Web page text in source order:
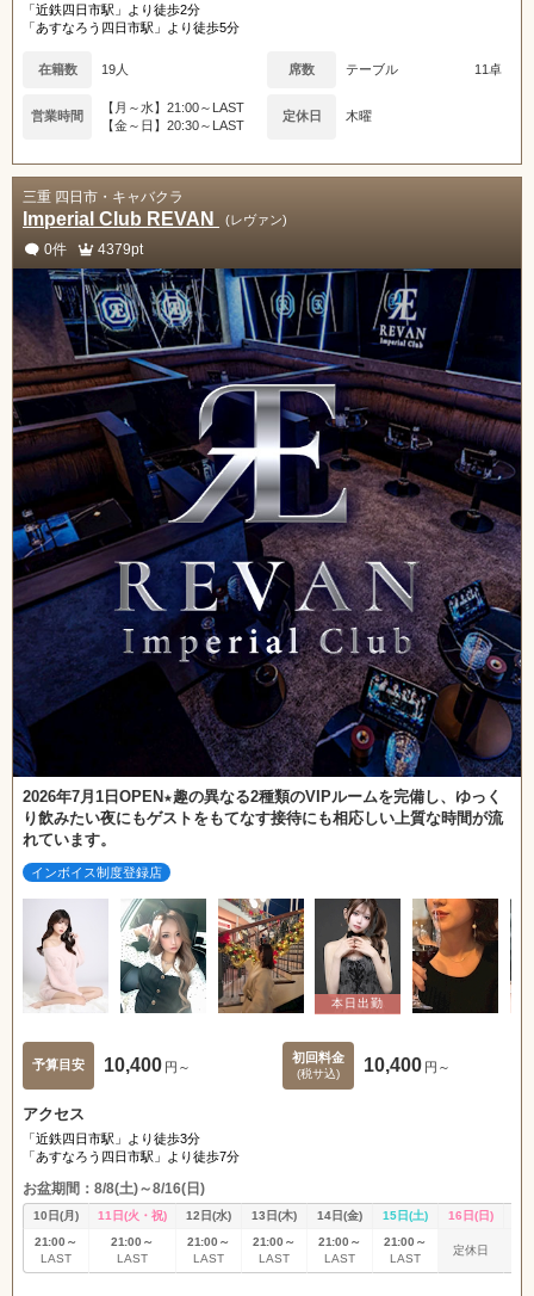
「近鉄四日市駅」より徒歩2分
「あすなろう四日市駅」より徒歩5分
在籍数 19人 席数 テーブル 11卓
営業時間
【月～水】21:00～LAST
【金～日】20:30～LAST
定休日 木曜
三重 四日市・キャバクラ
Imperial Club REVAN (レヴァン)
0件 4379pt
2026年7月1日OPEN★趣の異なる2種類のVIPルームを完備し、ゆっく
り飲みたい夜にもゲストをもてなす接待にも相応しい上質な時間が流
れています。
インボイス制度登録店
予算目安 10,400 円～
初回料金
(税サ込) 10,400 円～
アクセス
「近鉄四日市駅」より徒歩3分
「あすなろう四日市駅」より徒歩7分
お盆期間：8/8(土)～8/16(日)
10日(月) 11日(火・祝) 12日(水) 13日(木) 14日(金) 15日(土) 16日(日)
21:00～
LAST
21:00～
LAST
21:00～
LAST
21:00～
LAST
21:00～
LAST
21:00～
LAST
定休日